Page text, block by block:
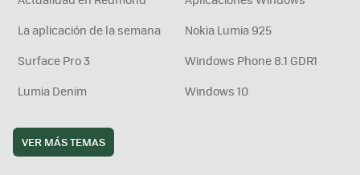
La aplicación de la semana
Nokia Lumia 925
Surface Pro 3
Windows Phone 8.1 GDR1
Lumia Denim
Windows 10
VER MÁS TEMAS